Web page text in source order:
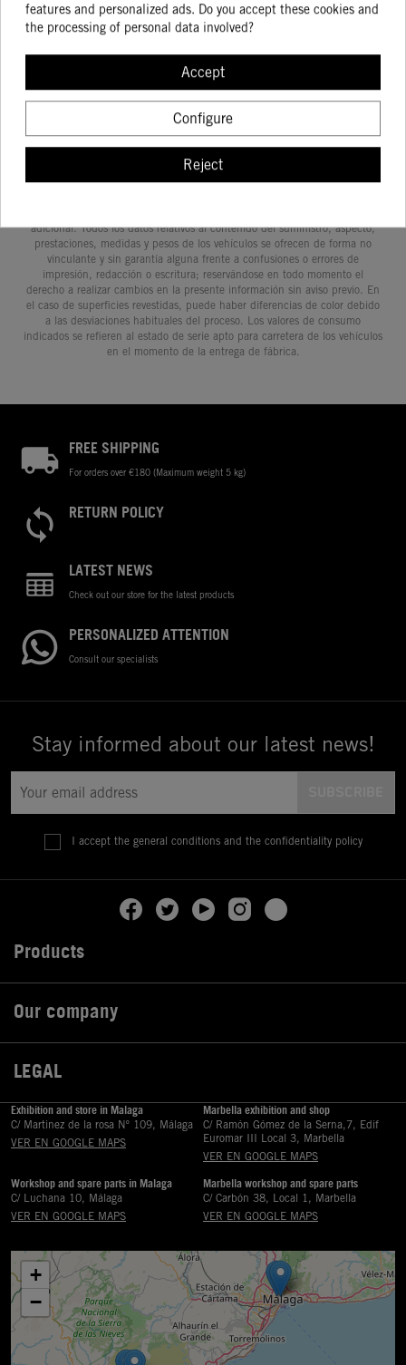
Determinadas características de los vehículos que aparecen en las
adicional. Todos los datos relativos al contenido del suministro, aspecto,
prestaciones, medidas y pesos de los vehículos se ofrecen de forma no
vinculante y sin garantía alguna frente a confusiones o errores de
impresión, redacción o escritura; reservándose en todo momento el
derecho a realizar cambios en la presente información sin aviso previo. En
el caso de superficies revestidas, puede haber diferencias de color debido
a las desviaciones habituales del proceso. Los valores de consumo
indicados se refieren al estado de serie apto para carretera de los vehículos
en el momento de la entrega de fábrica.
FREE SHIPPING
For orders over €180 (Maximum weight 5 kg)
RETURN POLICY
LATEST NEWS
Check out our store for the latest products
PERSONALIZED ATTENTION
Consult our specialists
Stay informed about our latest news!
I accept the general conditions and the confidentiality policy
Products
Our company
LEGAL
Exhibition and store in Malaga
C/ Martinez de la rosa Nº 109, Málaga
VER EN GOOGLE MAPS
Marbella exhibition and shop
C/ Ramón Gómez de la Serna,7, Edif
Euromar III Local 3, Marbella
VER EN GOOGLE MAPS
Workshop and spare parts in Malaga
C/ Luchana 10, Málaga
VER EN GOOGLE MAPS
Marbella workshop and spare parts
C/ Carbón 38, Local 1, Marbella
VER EN GOOGLE MAPS
+
−
features and personalized ads. Do you accept these cookies and
the processing of personal data involved?
Accept
Configure
Reject